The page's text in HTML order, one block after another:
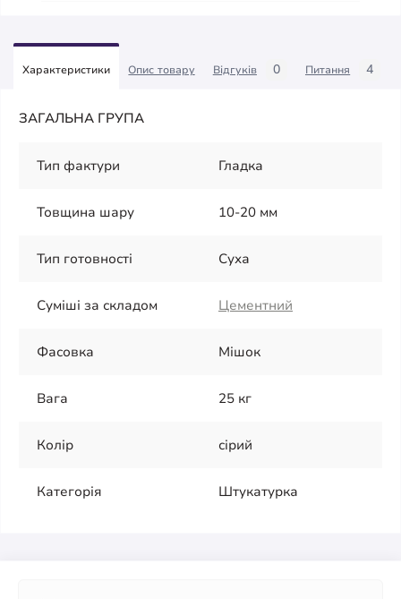
Характеристики Опис товару Відгуків 0 Питання 4
ЗАГАЛЬНА ГРУПА
Тип фактури Гладка
Товщина шару 10-20 мм
Тип готовності Суха
Суміші за складом Цементний
Фасовка Мішок
Вага 25 кг
Колір сірий
Категорія Штукатурка